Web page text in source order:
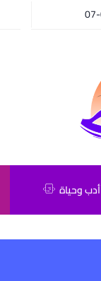
أدب وحياة